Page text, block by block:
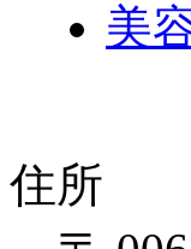
美
住所